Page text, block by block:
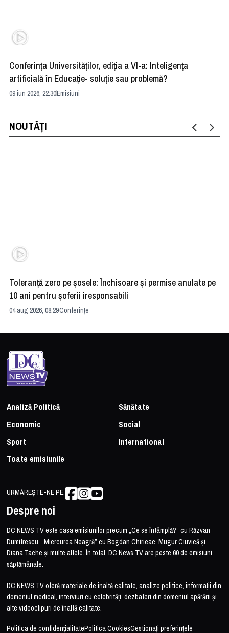
Conferința Universităților, ediția a VI-a: Inteligența
artificială în Educație- soluție sau problemă?
09 iun 2026, 22:30Emisiuni
NOUTĂȚI
Toleranță zero pe șosele: Închisoare și permise anulate pe
10 ani pentru șoferii iresponsabili
04 aug 2026, 08:29Conferințe
Analiză Politică
Sănătate
Economic
Social
Sport
International
Toate emisiunile
URMĂREȘTE-NE PE:
Despre noi
DC NEWS TV este casa emisiunilor precum „Ce se întâmplă?” cu Răzvan
Dumitrescu, „Miercurea Neagră” cu Bogdan Chirieac, Mugur Ciuvică și
Diana Tache și multe altele. În total, DC News TV are peste 60 de emisiuni
săptămânale.
DC NEWS TV oferă materiale de înaltă calitate, analize politice, informații din
domeniul medical, interviuri cu celebrități, dezbateri din domeniul apărării și
alte videoclipuri de înaltă calitate.
Politica de confidențialitatePolitica CookiesGestionați preferințele